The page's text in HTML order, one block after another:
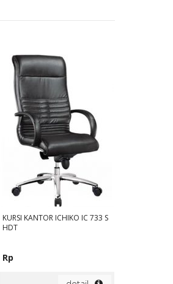
KURSI KANTOR ICHIKO IC 733 S
HDT
Rp